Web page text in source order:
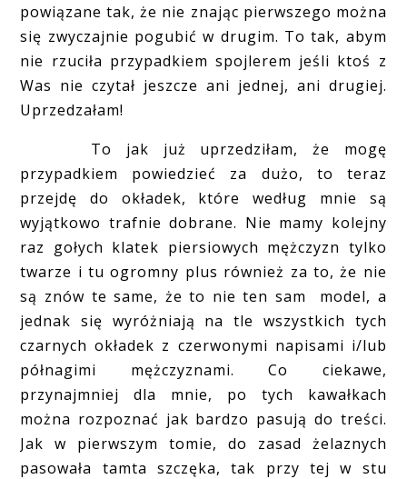
powiązane tak, że nie znając pierwszego można
się zwyczajnie pogubić w drugim. To tak, abym
nie rzuciła przypadkiem spojlerem jeśli ktoś z
Was nie czytał jeszcze ani jednej, ani drugiej.
Uprzedzałam!
To jak już uprzedziłam, że mogę
przypadkiem powiedzieć za dużo, to teraz
przejdę do okładek, które według mnie są
wyjątkowo trafnie dobrane. Nie mamy kolejny
raz gołych klatek piersiowych mężczyzn tylko
twarze i tu ogromny plus również za to, że nie
są znów te same, że to nie ten sam model, a
jednak się wyróżniają na tle wszystkich tych
czarnych okładek z czerwonymi napisami i/lub
półnagimi mężczyznami. Co ciekawe,
przynajmniej dla mnie, po tych kawałkach
można rozpoznać jak bardzo pasują do treści.
Jak w pierwszym tomie, do zasad żelaznych
pasowała tamta szczęka, tak przy tej w stu